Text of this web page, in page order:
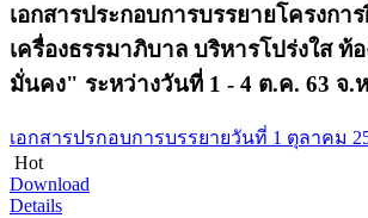
เอกสารประกอบการบรรยายโครงก
เครื่องธรรมาภิบาล บริหารโปร่งใส ท้
มั่นคง" ระหว่างวันที่ 1 - 4 ต.ค. 63 จ.
เอกสารปรกอบการบรรยายวันที่ 1 ตุลาคม
Hot
Download
Details